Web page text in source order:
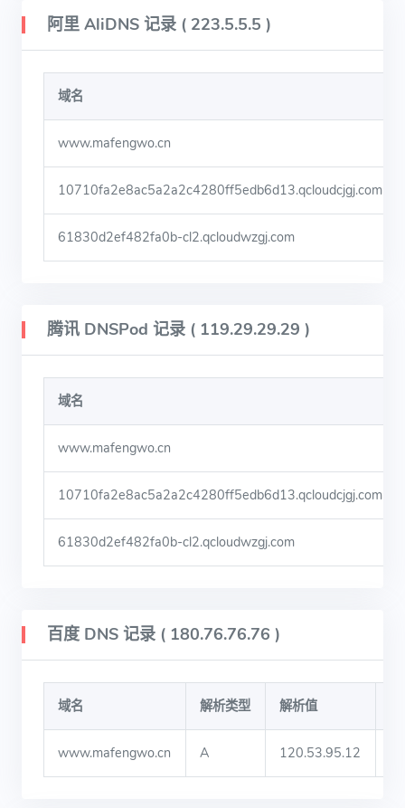
阿里 AliDNS 记录 ( 223.5.5.5 )
域名
www.mafengwo.cn
10710fa2e8ac5a2a2c4280ff5edb6d13.qcloudcjgj.com
61830d2ef482fa0b-cl2.qcloudwzgj.com
腾讯 DNSPod 记录 ( 119.29.29.29 )
域名
www.mafengwo.cn
10710fa2e8ac5a2a2c4280ff5edb6d13.qcloudcjgj.com
61830d2ef482fa0b-cl2.qcloudwzgj.com
百度 DNS 记录 ( 180.76.76.76 )
域名 解析类型 解析值
www.mafengwo.cn A 120.53.95.12